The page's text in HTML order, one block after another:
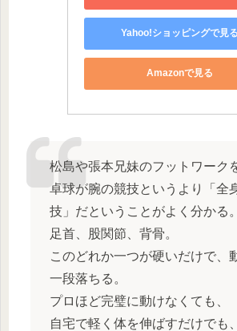
Yahoo!ショッピングで見る
Amazonで見る
松島や張本兄妹のフットワーク
卓球が腕の競技というより「全
技」だということがよく分かる。
足首、股関節、背骨。
このどれか一つが硬いだけで、
一段落ちる。
プロほど完璧に動けなくても、
自宅で軽く体を伸ばすだけでも